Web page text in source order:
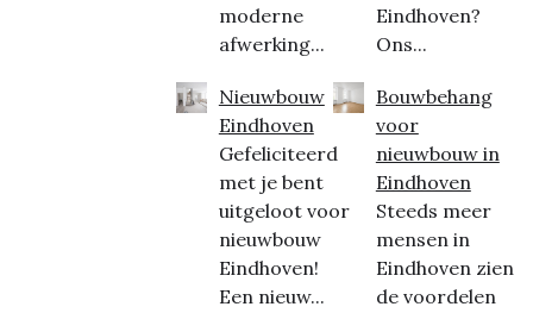
moderne
afwerking...
Nieuwbouw
Eindhoven
Gefeliciteerd
met je bent
uitgeloot voor
nieuwbouw
Eindhoven!
Een nieuw...
Eindhoven?
Ons...
Bouwbehang
voor
nieuwbouw in
Eindhoven
Steeds meer
mensen in
Eindhoven zien
de voordelen